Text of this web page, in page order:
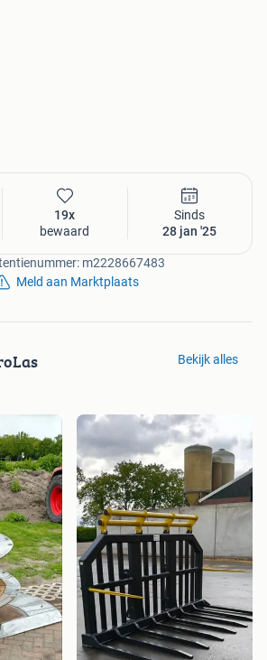
19x
bewaard
Sinds
28 jan '25
m2228667483
Meld aan Marktplaats
Bekijk alles